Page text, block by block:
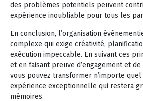
des problèmes potentiels peuvent
expérience inoubliable pour tous les
En conclusion, l’organisation
complexe qui exige créativité,
exécution impeccable. En suivant ces
et en faisant preuve d’engagement et
vous pouvez transformer n’importe quel
expérience exceptionnelle qui restera
mémoires.